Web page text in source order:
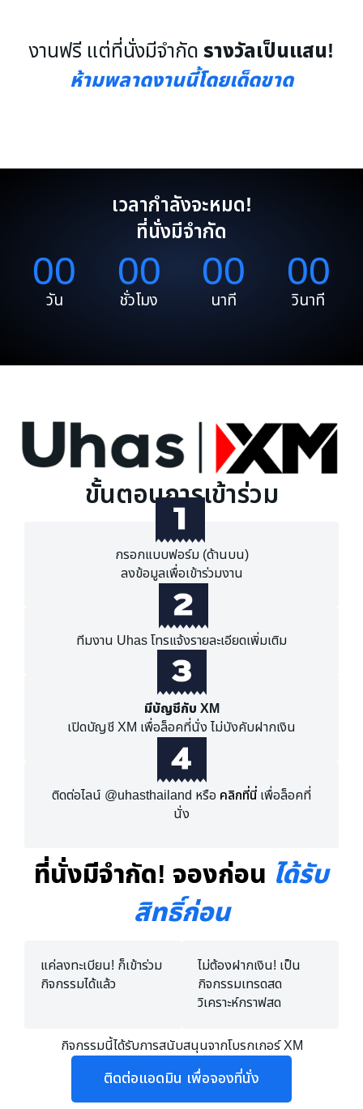
งานฟรี แต่ที่นั่งมีจำกัด รางวัลเป็นแสน!
ห้ามพลาดงานนี้โดยเด็ดขาด
เวลากำลังจะหมด!
ที่นั่งมีจำกัด
00
วัน 00
ชั่วโมง 00
นาที 00
วินาที
ขั้นตอนการเข้าร่วม
กรอกแบบฟอร์ม (ด้านบน)
ลงข้อมูลเพื่อเข้าร่วมงาน
ทีมงาน Uhas โทรแจ้งรายละเอียดเพิ่มเติม
มีบัญชีกับ XM
เปิดบัญชี XM เพื่อล็อคที่นั่ง ไม่บังคับฝากเงิน
ติดต่อไลน์ @uhasthailand หรือ คลิกที่นี่ เพื่อล็อคที่
นั่ง
ที่นั่งมีจำกัด! จองก่อน ได้รับ
สิทธิ์ก่อน
แค่ลงทะเบียน! ก็เข้าร่วม
กิจกรรมได้แล้ว
ไม่ต้องฝากเงิน! เป็น
กิจกรรมเทรดสด
วิเคราะห์กราฟสด
กิจกรรมนี้ได้รับการสนับสนุนจากโบรกเกอร์ XM
ติดต่อแอดมิน เพื่อจองที่นั่ง